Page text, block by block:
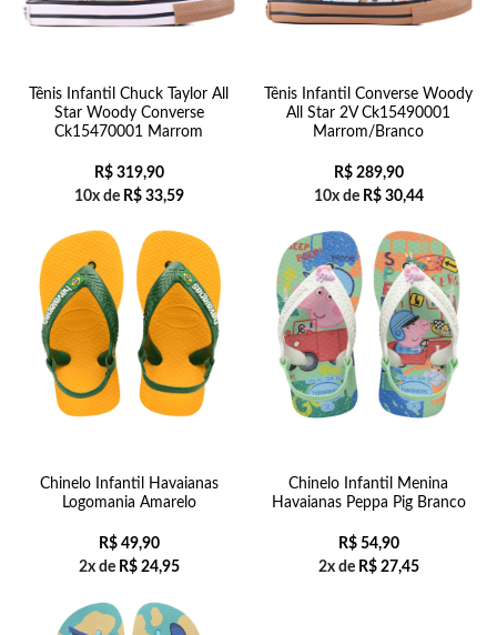
Tênis Infantil Chuck Taylor All
Star Woody Converse
Ck15470001 Marrom
R$319,90
10x de R$33,59
Tênis Infantil Converse Woody
All Star 2V Ck15490001
Marrom/Branco
R$289,90
10x de R$30,44
Chinelo Infantil Havaianas
Logomania Amarelo
R$49,90
2x de R$24,95
Chinelo Infantil Menina
Havaianas Peppa Pig Branco
R$54,90
2x de R$27,45